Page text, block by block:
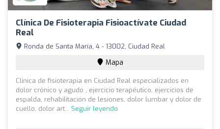
Clínica De Fisioterapia Fisioactívate Ciudad
Real
Ronda de Santa María, 4 - 13002, Ciudad Real
Mapa
Clínica de fisioterapia en Ciudad Real especializados en
dolor crónico y agudo , ejercicio terapéutico, ejercicios de
espalda, rehabilitación de lesiones, dolor lumbar y dolor de
cuello, dolor art... Seguir leyendo